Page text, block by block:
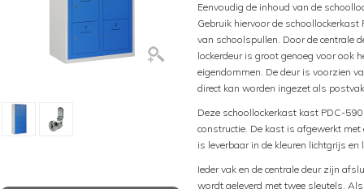
Eenvoudig de inhoud van de
Gebruik hiervoor de
van schoolspullen. Door de centrale
lockerdeur is groot genoeg voor ook
eigendommen. De deur is voorzien
direct kan worden ingezet als
Deze schoollockerkast kast PDC-
constructie. De kast is afgewerkt
is leverbaar in de kleuren lichtgrijs
Ieder vak en de centrale deur zijn
wordt geleverd met twee sleutels.